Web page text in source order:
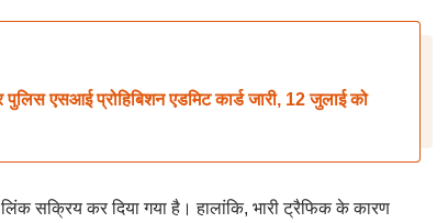
एसआई प्रोहिबिशन एडमिट कार्ड जारी, 12 जुलाई को
सक्रिय कर दिया गया है। हालांकि, भारी ट्रैफिक के कारण